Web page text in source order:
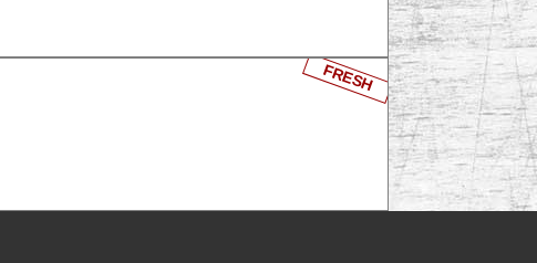
FRESH